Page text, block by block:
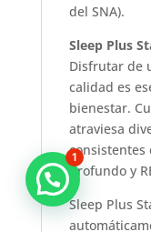
del SNA).
Sleep Plus
Disfrutar de
calidad es
bienestar.
atraviesa
consistentes
profundo y
Sleep Plus
1